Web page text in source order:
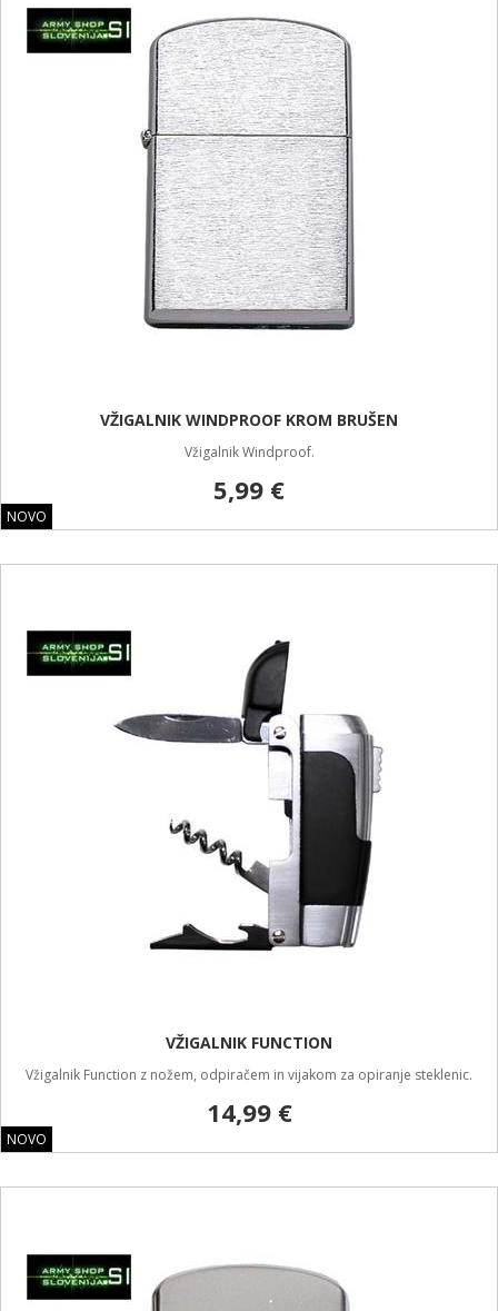
NOVO
VŽIGALNIK WINDPROOF KROM BRUŠEN
Vžigalnik Windproof.
5,99 €
NOVO
VŽIGALNIK FUNCTION
Vžigalnik Function z nožem, odpiračem in vijakom za opiranje steklenic.
14,99 €